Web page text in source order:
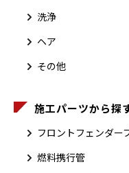
洗浄
ヘア
その他
施工パーツから探
フロントフェンダー
燃料携行管